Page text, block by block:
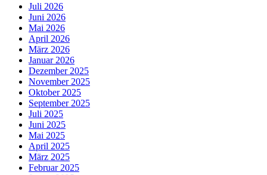
Juli 2026
Juni 2026
Mai 2026
April 2026
März 2026
Januar 2026
Dezember 2025
November 2025
Oktober 2025
September 2025
Juli 2025
Juni 2025
Mai 2025
April 2025
März 2025
Februar 2025